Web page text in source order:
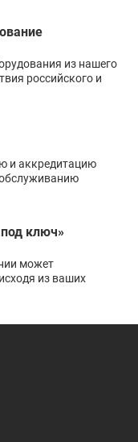
из нашего
российского и
и аккредитацию
ключ»
может
из ваших